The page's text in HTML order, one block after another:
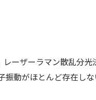
ーザーラマン散乱分
動がほとんど存在し